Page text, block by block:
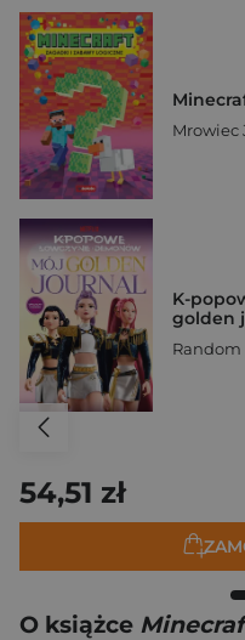
Mrowiec
K-
golden
Random
54,51 zł
O książce